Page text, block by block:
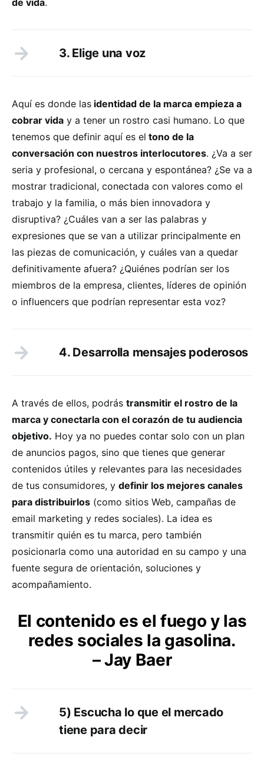
3. Elige una voz
Aquí es donde las identidad de la marca empieza a
cobrar vida y a tener un rostro casi humano. Lo que
tenemos que definir aquí es el tono de la
conversación con nuestros interlocutores. ¿Va a ser
seria y profesional, o cercana y espontánea? ¿Se va a
mostrar tradicional, conectada con valores como el
trabajo y la familia, o más bien innovadora y
disruptiva? ¿Cuáles van a ser las palabras y
expresiones que se van a utilizar principalmente en
las piezas de comunicación, y cuáles van a quedar
definitivamente afuera? ¿Quiénes podrían ser los
miembros de la empresa, clientes, líderes de opinión
o influencers que podrían representar esta voz?
4. Desarrolla mensajes poderosos
A través de ellos, podrás transmitir el rostro de la
marca y conectarla con el corazón de tu audiencia
objetivo. Hoy ya no puedes contar solo con un plan
de anuncios pagos, sino que tienes que generar
contenidos útiles y relevantes para las necesidades
de tus consumidores, y definir los mejores canales
para distribuirlos (como sitios Web, campañas de
email marketing y redes sociales). La idea es
transmitir quién es tu marca, pero también
posicionarla como una autoridad en su campo y una
fuente segura de orientación, soluciones y
acompañamiento.
El contenido es el fuego y las
redes sociales la gasolina.
– Jay Baer
5) Escucha lo que el mercado
tiene para decir